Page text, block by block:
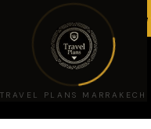
TRAVEL PLANS MARRAKECH
★★★★★5,0 stelle